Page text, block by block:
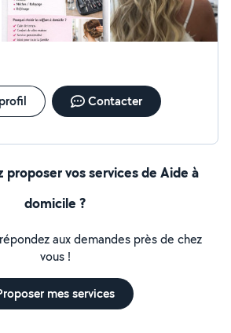
Contacter
proposer vos services de Aide à
domicile ?
aux demandes près de chez
vous !
mes services